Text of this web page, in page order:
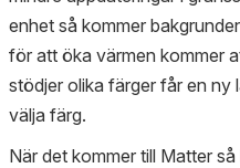
enhet så kommer
för att öka värmen kommer
stödjer olika färger får en ny
välja färg.
När det kommer till Matter